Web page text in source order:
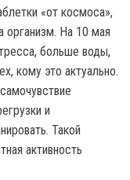
«от космоса»,
организм. На 10 мая
больше воды,
кому это актуально.
и
Такой
активность